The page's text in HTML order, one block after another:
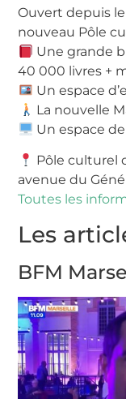
Ouvert depuis
nouveau Pôle
Une grande
40 000 livres +
Un espace
La nouvelle
Un espace
Pôle culturel
avenue du
Toutes les
Les
BFM